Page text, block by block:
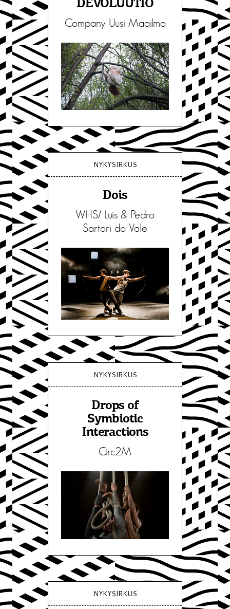
DEVOLUUTIO
Company Uusi Maailma
NYKYSIRKUS
Dois
WHS/ Luis & Pedro
Sartori do Vale
NYKYSIRKUS
NYKYSIRKUS
Drops of
Symbiotic
Interactions
Circ2M